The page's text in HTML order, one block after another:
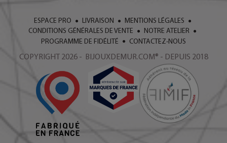
ESPACE PRO LIVRAISON
MENTIONS LÉGALES
CONDITIONS GÉNÉRALES DE VENTE
NOTRE ATELIER
PROGRAMME DE FIDÉLITÉ
CONTACTEZ-NOUS
COPYRIGHT 2026 - BIJOUXDEMUR.COM® - DEPUIS 2018